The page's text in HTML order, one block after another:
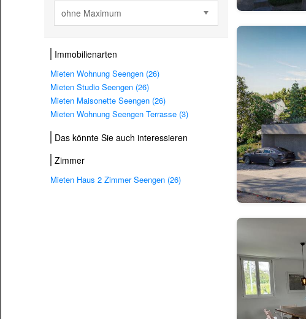
ohne Maximum
Immobilienarten
Mieten Wohnung Seengen (26)
Mieten Studio Seengen (26)
Mieten Maisonette Seengen (26)
Mieten Wohnung Seengen Terrasse (3)
Das könnte Sie auch interessieren
Zimmer
Mieten Haus 2 Zimmer Seengen (26)